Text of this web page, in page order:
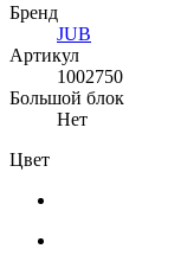
Бренд
JUB
Артикул
1002750
Большой блок
Нет
Цвет